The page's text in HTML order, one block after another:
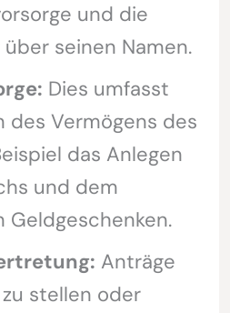
und die
seinen Namen.
Dies umfasst
des Vermögens des
das Anlegen
und dem
Geldgeschenken.
Anträge
stellen oder